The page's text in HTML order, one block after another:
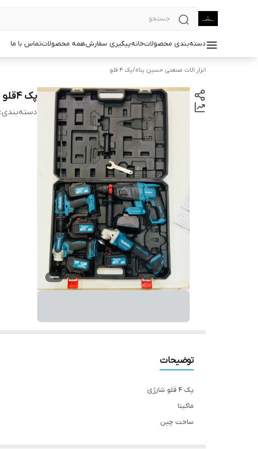
دسته‌بندی محصولاتخانهپیگیری سفارشهمه محصولاتتماس با ما
ابزار الات صنعتی حسین پناه/پک ۴ قلو
پک ۴قلو شارژی ماکیتا
دسته‌بندی:
توضیحات
پک ۴ قلو شارژی
ماکیتا
ساخت چین